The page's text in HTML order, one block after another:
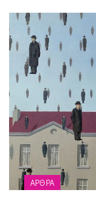
ΆΡΘΡΑ